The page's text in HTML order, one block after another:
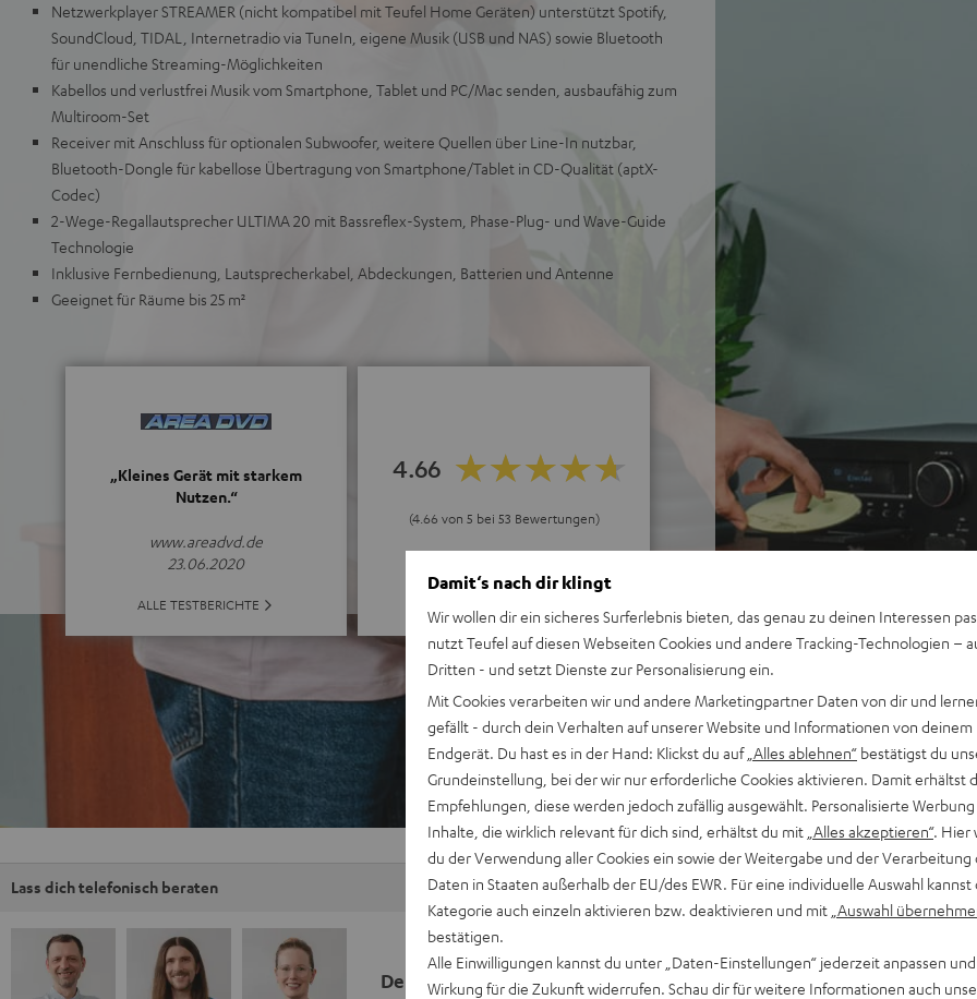
Netzwerkplayer STREAMER (nicht kompatibel mit Teufel Home Geräten) unterstützt Spotify,
SoundCloud, TIDAL, Internetradio via TuneIn, eigene Musik (USB und NAS) sowie Bluetooth
für unendliche Streaming-Möglichkeiten
Kabellos und verlustfrei Musik vom Smartphone, Tablet und PC/Mac senden, ausbaufähig zum
Multiroom-Set
Receiver mit Anschluss für optionalen Subwoofer, weitere Quellen über Line-In nutzbar,
Bluetooth-Dongle für kabellose Übertragung von Smartphone/Tablet in CD-Qualität (aptX-
Codec)
2-Wege-Regallautsprecher ULTIMA 20 mit Bassreflex-System, Phase-Plug- und Wave-Guide
Technologie
Inklusive Fernbedienung, Lautsprecherkabel, Abdeckungen, Batterien und Antenne
Geeignet für Räume bis 25 m²
„Kleines Gerät mit starkem
Nutzen.“
www.areadvd.de
23.06.2020
ALLE TESTBERICHTE
4.66
(4.66 von 5 bei 53 Bewertungen)
Lass dich telefonisch beraten
Deine Kaufberatung
Keinen Store in der Nähe? Kein
beraten dich auch persönlich am
Damit‘s nach dir klingt
Wir wollen dir ein sicheres Surferlebnis bieten, das genau zu deinen Interessen
nutzt Teufel auf diesen Webseiten Cookies und andere Tracking-Technologien –
Dritten - und setzt Dienste zur Personalisierung ein.
Mit Cookies verarbeiten wir und andere Marketingpartner Daten von dir und
gefällt - durch dein Verhalten auf unserer Website und Informationen von deinem
Endgerät. Du hast es in der Hand: Klickst du auf „Alles ablehnen“ bestätigst du
Grundeinstellung, bei der wir nur erforderliche Cookies aktivieren. Damit erhältst
Empfehlungen, diese werden jedoch zufällig ausgewählt. Personalisierte
Inhalte, die wirklich relevant für dich sind, erhältst du mit „Alles akzeptieren“. Hier
du der Verwendung aller Cookies ein sowie der Weitergabe und der Verarbeitung
Daten in Staaten außerhalb der EU/des EWR. Für eine individuelle Auswahl kannst
Kategorie auch einzeln aktivieren bzw. deaktivieren und mit „Auswahl
bestätigen.
Alle Einwilligungen kannst du unter „Daten-Einstellungen“ jederzeit anpassen
Wirkung für die Zukunft widerrufen. Schau dir für weitere Informationen auch